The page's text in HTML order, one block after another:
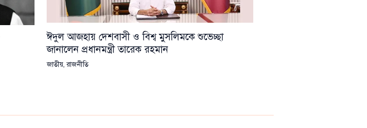
ঈদুল আজহায় দেশবাসী ও বিশ্ব মুসলিমকে শুভেচ্ছা
জানালেন প্রধানমন্ত্রী তারেক রহমান
জাতীয়,রাজনীতি